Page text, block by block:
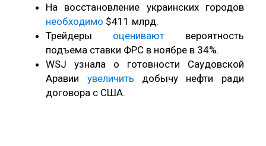
На восстановление украинских городов
необходимо $411 млрд.
Трейдеры оценивают вероятность
подъема ставки ФРС в ноябре в 34%.
WSJ узнала о готовности Саудовской
Аравии увеличить добычу нефти ради
договора с США.